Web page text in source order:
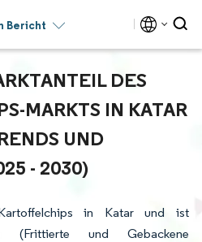
Bericht
DES K
MARKTS IN KATAR –
UND P
- 2030)
in Katar und ist
(Frittierte und Gebackene